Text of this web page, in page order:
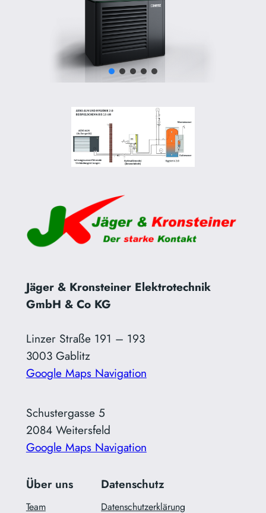
Jäger & Kronsteiner Elektrotechnik
GmbH & Co KG
Linzer Straße 191 – 193
3003 Gablitz
Google Maps Navigation
Schustergasse 5
2084 Weitersfeld
Google Maps Navigation
Über uns
Team
Datenschutz
Datenschutzerklärung